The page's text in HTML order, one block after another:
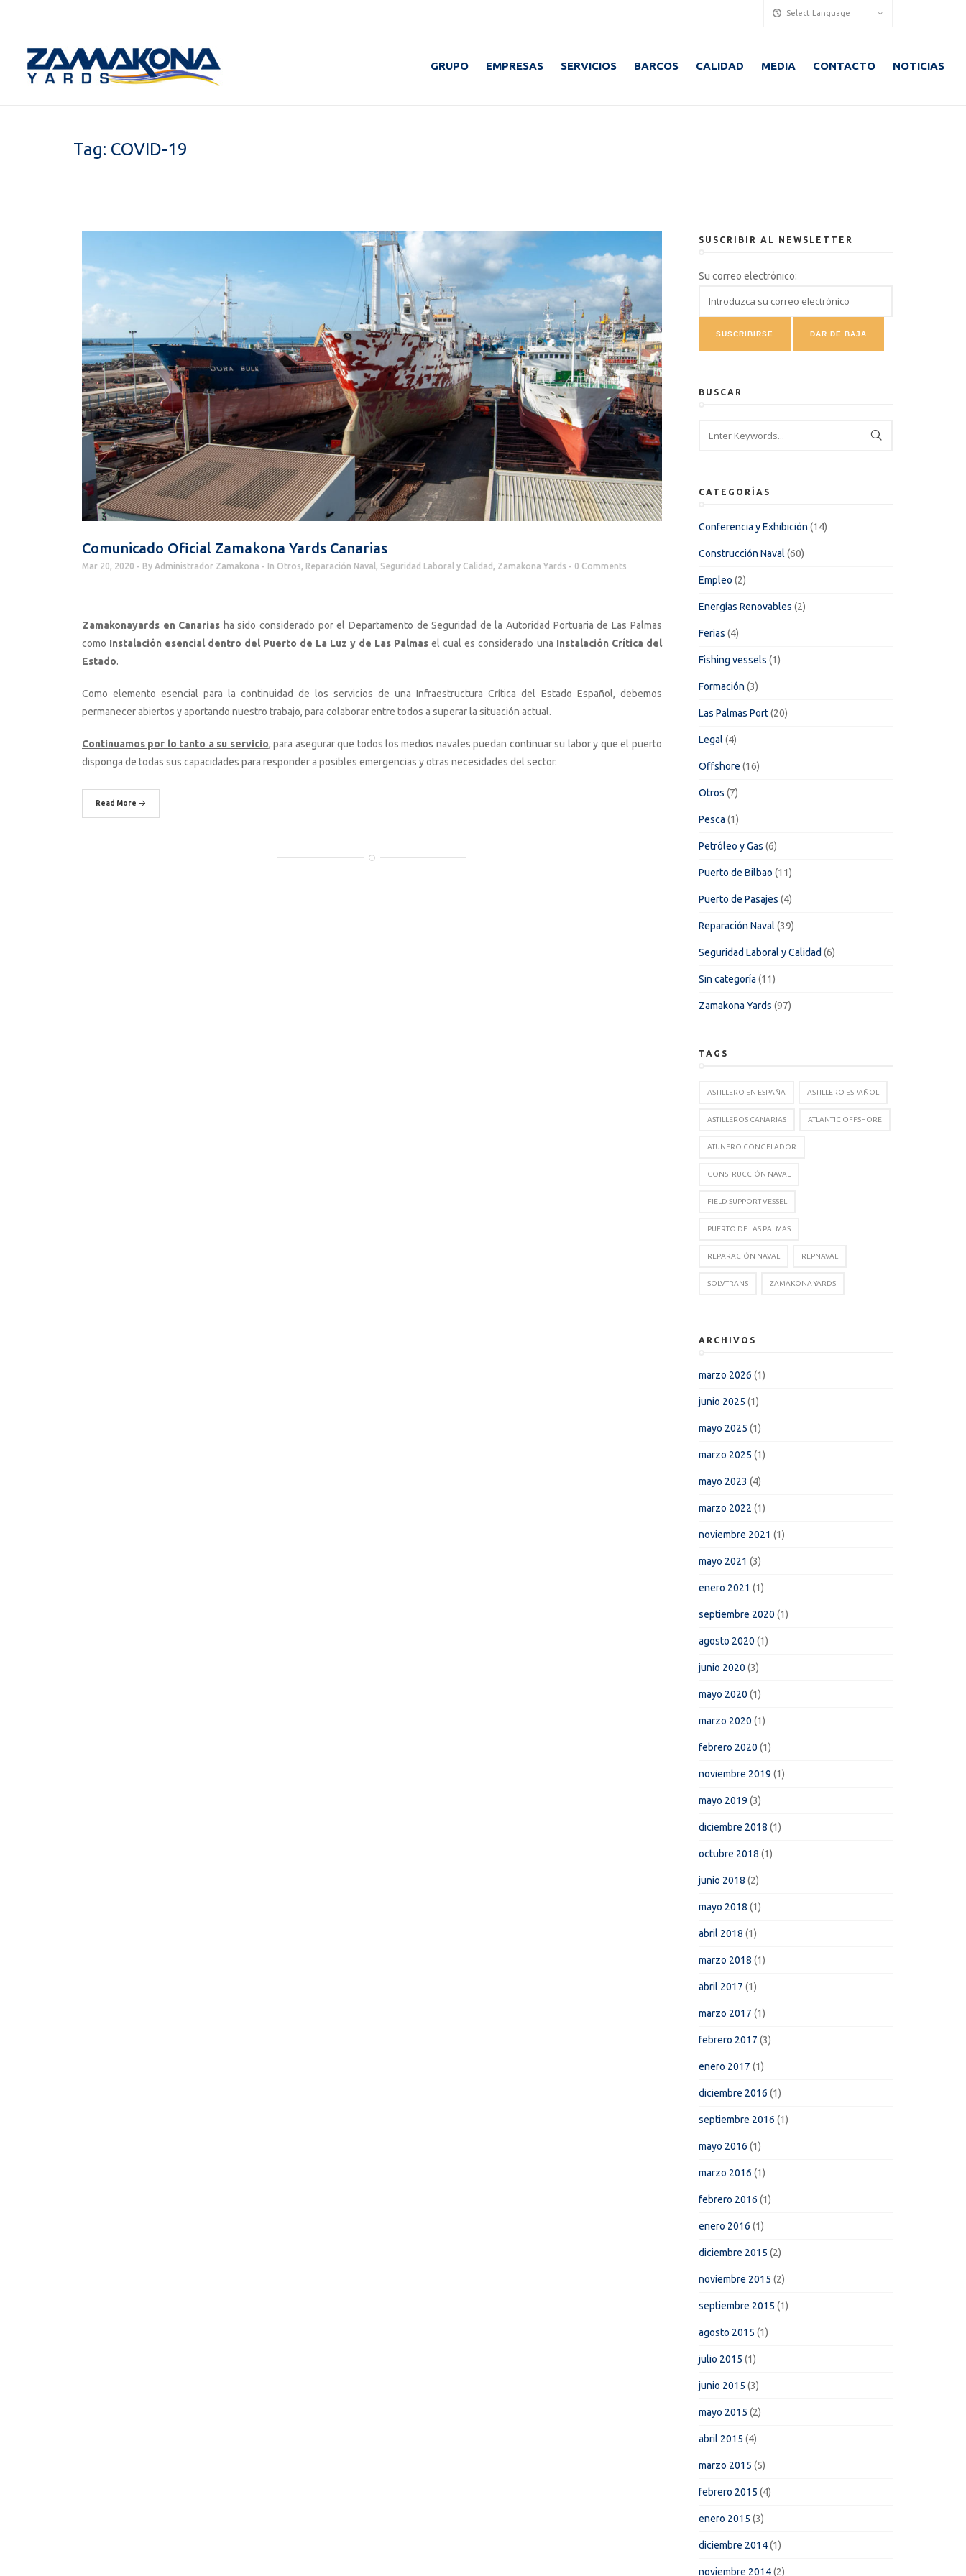
Select Language
GRUPO EMPRESAS SERVICIOS BARCOS CALIDAD MEDIA CONTACTO NOTICIAS
Tag: COVID-19
Comunicado Oficial Zamakona Yards Canarias
Mar 20, 2020 By Administrador Zamakona In Otros, Reparación Naval, Seguridad Laboral y Calidad , Zamakona Yards 0 Comments
Zamakonayards en Canarias ha sido considerado por el Departamento de Seguridad de la Autoridad Portuaria de Las Palmas
como Instalación esencial dentro del Puerto de La Luz y de Las Palmas el cual es considerado una Instalación Crítica del
Estado.
Como elemento esencial para la continuidad de los servicios de una Infraestructura Crítica del Estado Español, debemos
permanecer abiertos y aportando nuestro trabajo, para colaborar entre todos a superar la situación actual.
Continuamos por lo tanto a su servicio, para asegurar que todos los medios navales puedan continuar su labor y que el puerto
disponga de todas sus capacidades para responder a posibles emergencias y otras necesidades del sector.
Read More
SUSCRIBIR AL NEWSLETTER
Su correo electrónico:
BUSCAR
CATEGORÍAS
Conferencia y Exhibición (14)
Construcción Naval (60)
Empleo (2)
Energías Renovables (2)
Ferias (4)
Fishing vessels (1)
Formación (3)
Las Palmas Port(20)
Legal (4)
Offshore (16)
Otros (7)
Pesca (1)
Petróleo y Gas (6)
Puerto de Bilbao (11)
Puerto de Pasajes (4)
Reparación Naval (39)
Seguridad Laboral y Calidad (6)
Sin categoría (11)
Zamakona Yards (97)
TAGS
ASTILLERO EN ESPAÑA ASTILLERO ESPAÑOL
ASTILLEROS CANARIAS ATLANTIC OFFSHORE
ATUNERO CONGELADOR
CONSTRUCCIÓN NAVAL
FIELD SUPPORT VESSEL
PUERTO DE LAS PALMAS
REPARACIÓN NAVAL REPNAVAL
SOLVTRANS ZAMAKONA YARDS
ARCHIVOS
marzo 2026 (1)
junio 2025 (1)
mayo 2025 (1)
marzo 2025 (1)
mayo 2023 (4)
marzo 2022 (1)
noviembre 2021 (1)
mayo 2021 (3)
enero 2021 (1)
septiembre 2020 (1)
agosto 2020 (1)
junio 2020 (3)
mayo 2020 (1)
marzo 2020 (1)
febrero 2020 (1)
noviembre 2019 (1)
mayo 2019 (3)
diciembre 2018 (1)
octubre 2018 (1)
junio 2018 (2)
mayo 2018 (1)
abril 2018 (1)
marzo 2018 (1)
abril 2017 (1)
marzo 2017 (1)
febrero 2017 (3)
enero 2017 (1)
diciembre 2016 (1)
septiembre 2016 (1)
mayo 2016 (1)
marzo 2016 (1)
febrero 2016 (1)
enero 2016 (1)
diciembre 2015 (2)
noviembre 2015 (2)
septiembre 2015 (1)
agosto 2015 (1)
julio 2015 (1)
junio 2015 (3)
mayo 2015 (2)
abril 2015 (4)
marzo 2015 (5)
febrero 2015 (4)
enero 2015 (3)
diciembre 2014(1)
noviembre 2014(2)